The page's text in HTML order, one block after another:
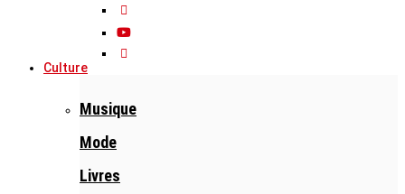
Culture
Musique
Mode
Livres